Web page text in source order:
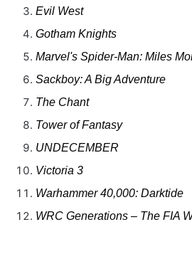
Evil West
Gotham Knights
Marvel's Spider-Man: Miles
Sackboy: A Big Adventure
The Chant
Tower of Fantasy
UNDECEMBER
Victoria 3
Warhammer 40,000: Darktide
WRC Generations – The FIA